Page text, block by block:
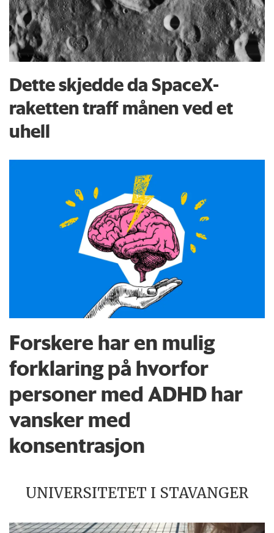
Dette skjedde da SpaceX-
raketten traff månen ved et
uhell
Forskere har en mulig
forklaring på hvorfor
personer med ADHD har
vansker med
konsentrasjon
UNIVERSITETET I STAVANGER